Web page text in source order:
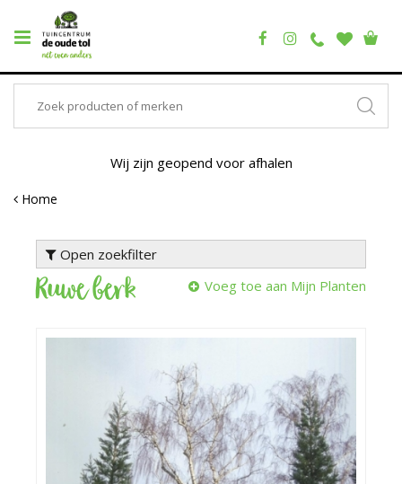
Wij zijn geopend voor afhalen
Home
Open zoekfilter
Ruwe berk Voeg toe aan Mijn Planten